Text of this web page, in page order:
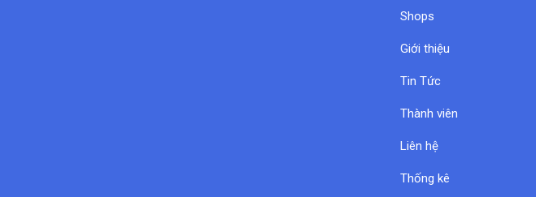
Shops
Giới thiệu
Tin Tức
Thành viên
Liên hệ
Thống kê